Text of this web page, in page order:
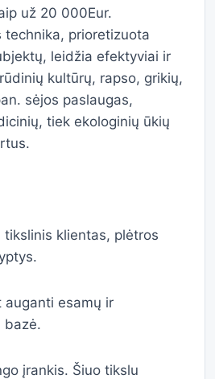
už 20 000Eur.
technika, prioretizuota
leidžia efektyviai ir
kultūrų, rapso, grikių,
sėjos paslaugas,
tiek ekologinių ūkių
tikslinis klientas, plėtros
auganti esamų ir
bazė.
įrankis. Šiuo tikslu